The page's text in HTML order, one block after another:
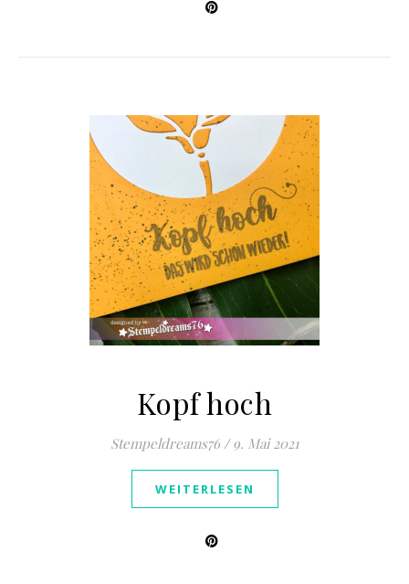
Kopf hoch
Stempeldreams76 / 9. Mai 2021
WEITERLESEN